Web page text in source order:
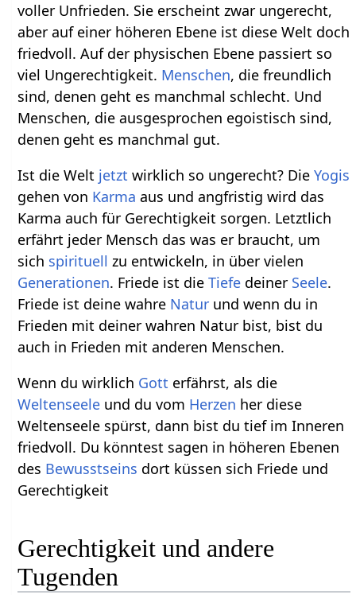
voller Unfrieden. Sie erscheint zwar ungerecht,
aber auf einer höheren Ebene ist diese Welt doch
friedvoll. Auf der physischen Ebene passiert so
viel Ungerechtigkeit. Menschen, die freundlich
sind, denen geht es manchmal schlecht. Und
Menschen, die ausgesprochen egoistisch sind,
denen geht es manchmal gut.
Ist die Welt jetzt wirklich so ungerecht? DieYogis
gehen von Karma aus und angfristig wird das
Karma auch für Gerechtigkeit sorgen. Letztlich
erfährt jeder Mensch das was er braucht, um
sich spirituell zu entwickeln, in über vielen
Generationen. Friede ist dieTiefe deiner Seele.
Friede ist deine wahre Natur und wenn du in
Frieden mit deiner wahren Natur bist, bist du
auch in Frieden mit anderen Menschen.
Wenn du wirklich Gott erfährst, als die
Weltenseele und du vom Herzen her diese
Weltenseele spürst, dann bist du tief im Inneren
friedvoll. Du könntest sagen in höheren Ebenen
des Bewusstseins dort küssen sich Friede und
Gerechtigkeit
Gerechtigkeit und andere
Tugenden